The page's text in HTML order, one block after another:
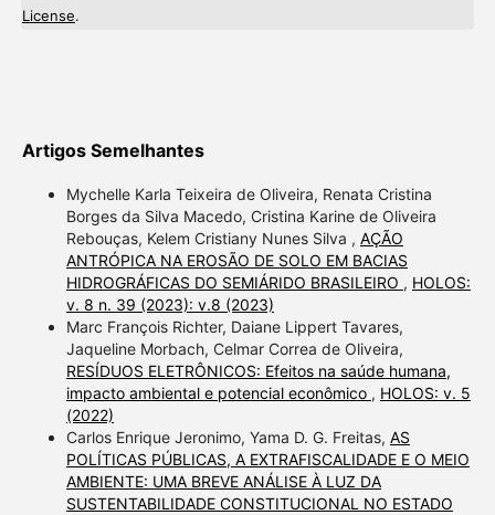
License.
Artigos Semelhantes
Mychelle Karla Teixeira de Oliveira, Renata Cristina
Borges da Silva Macedo, Cristina Karine de Oliveira
Rebouças, Kelem Cristiany Nunes Silva , AÇÃO
ANTRÓPICA NA EROSÃO DE SOLO EM BACIAS
HIDROGRÁFICAS DO SEMIÁRIDO BRASILEIRO , HOLOS:
v. 8 n. 39 (2023): v.8 (2023)
Marc François Richter, Daiane Lippert Tavares,
Jaqueline Morbach, Celmar Correa de Oliveira,
RESÍDUOS ELETRÔNICOS: Efeitos na saúde humana,
impacto ambiental e potencial econômico , HOLOS: v. 5
(2022)
Carlos Enrique Jeronimo, Yama D. G. Freitas, AS
POLÍTICAS PÚBLICAS, A EXTRAFISCALIDADE E O MEIO
AMBIENTE: UMA BREVE ANÁLISE À LUZ DA
SUSTENTABILIDADE CONSTITUCIONAL NO ESTADO